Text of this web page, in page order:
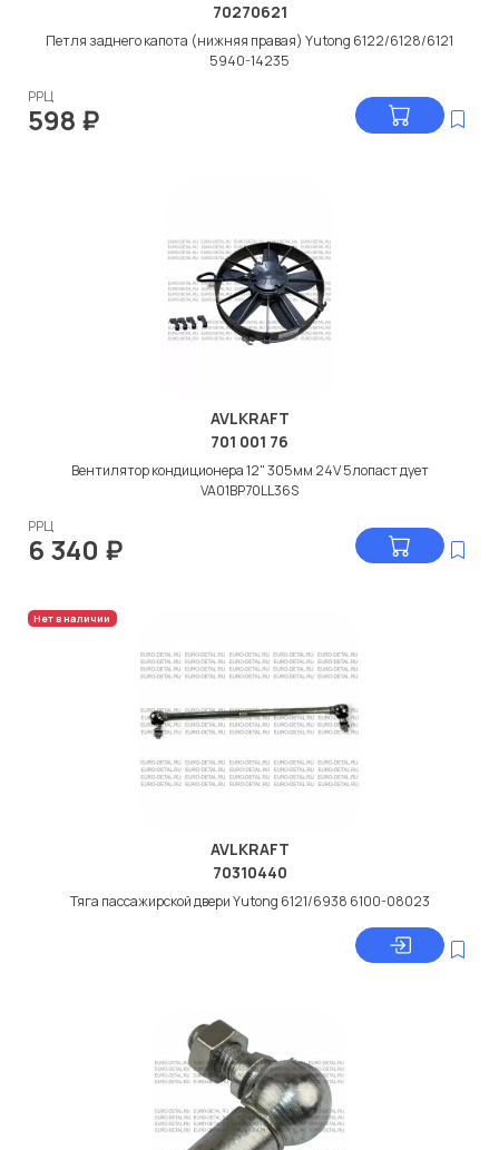
70270621
Петля заднего капота (нижняя правая) Yutong 6122/6128/6121
5940-14235
РРЦ
598 ₽
AVLKRAFT
701 001 76
Вентилятор кондиционера 12" 305мм 24V 5лопаст дует
VA01BP70LL36S
РРЦ
6 340 ₽
Нет в наличии
AVLKRAFT
70310440
Тяга пассажирской двери Yutong 6121/6938 6100-08023